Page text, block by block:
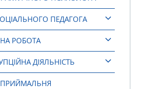
ПЕДАГОГА
РОБОТА
ДІЯЛЬНІСТЬ
ПРИЙМАЛЬНЯ